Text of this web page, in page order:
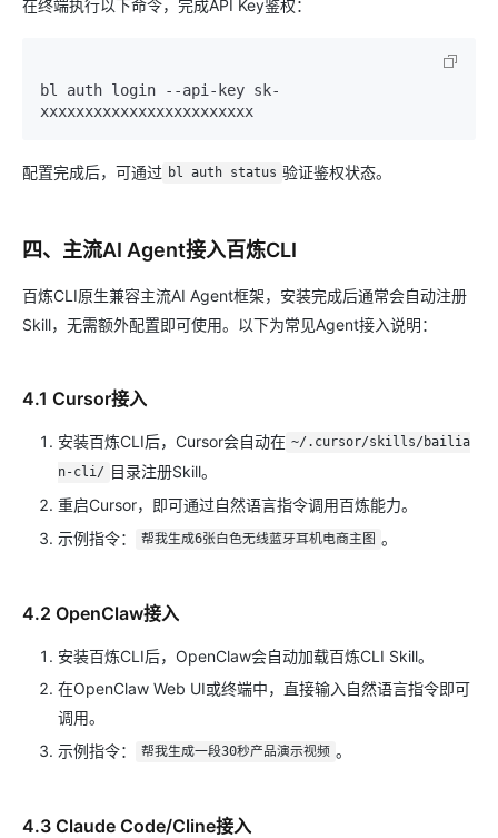
在终端执行以下命令，完成API Key鉴权：
bl auth login --api-key sk-
配置完成后，可通过 bl auth status 验证鉴权状态。
四、主流AI Agent接入百炼CLI
百炼CLI原生兼容主流AI Agent框架，安装完成后通常会自动注册
Skill，无需额外配置即可使用。以下为常见Agent接入说明：
4.1 Cursor接入
安装百炼CLI后，Cursor会自动在 ~/.cursor/skills/bailia
n-cli/ 目录注册Skill。
重启Cursor，即可通过自然语言指令调用百炼能力。
示例指令：
帮我生成6张白色无线蓝牙耳机电商主图 。
4.2 OpenClaw接入
安装百炼CLI后，OpenClaw会自动加载百炼CLI Skill。
在OpenClaw Web UI或终端中，直接输入自然语言指令即可
调用。
示例指令：
帮我生成一段30秒产品演示视频 。
4.3 Claude Code/Cline接入